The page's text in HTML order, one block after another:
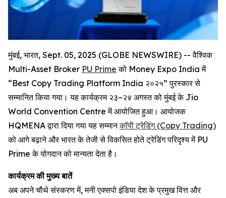
मुंबई, भारत, Sept. 05, 2025 (GLOBE NEWSWIRE) -- वैश्विक
Multi-Asset Broker PU Prime को Money Expo India में
“Best Copy Trading Platform India २०२५” पुरस्कार से
सम्मानित किया गया। यह कार्यक्रम २३–२४ अगस्त को मुंबई के Jio
World Convention Centre में आयोजित हुआ। आयोजक
HQMENA द्वारा दिया गया यह सम्मानकॉपी ट्रेडिंग(Copy Trading)
को आगे बढ़ाने और भारत के तेजी से विकसित होते ट्रेडिंग परिदृश्य में PU
Prime के योगदान को मान्यता देता है।
कार्यक्रम की मुख्य बातें
अब अपने चौथे संस्करण में, मनी एक्सपो इंडिया देश के प्रमुख वित्त और